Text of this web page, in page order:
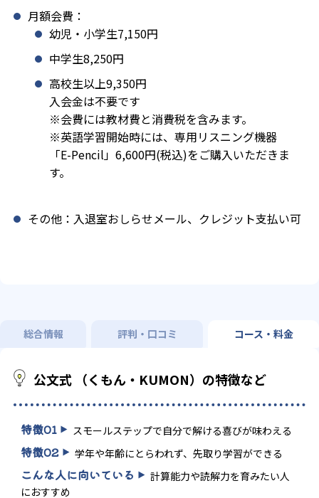
月額会費：
幼児・小学生7,150円
中学生8,250円
高校生以上9,350円
入会金は不要です
※会費には教材費と消費税を含みます。
※英語学習開始時には、専用リスニング機器
「E-Pencil」6,600円(税込)をご購入いただきま
す。
その他：入退室おしらせメール、クレジット支払い可
総合情報 評判・口コミ コース・料金
公文式 （くもん・KUMON）の特徴など
特徴01 スモールステップで自分で解ける喜びが味わえる
特徴02 学年や年齢にとらわれず、先取り学習ができる
こんな人に向いている
計算能力や読解力を育みたい人
におすすめ